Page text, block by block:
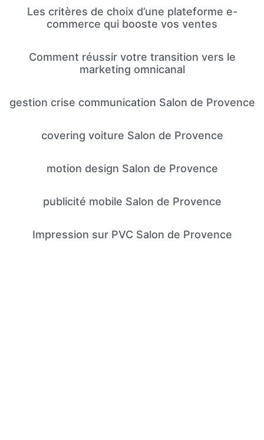
Les critères de choix d’une plateforme e-
commerce qui booste vos ventes
Comment réussir votre transition vers le
marketing omnicanal
gestion crise communication Salon de Provence
covering voiture Salon de Provence
motion design Salon de Provence
publicité mobile Salon de Provence
Impression sur PVC Salon de Provence